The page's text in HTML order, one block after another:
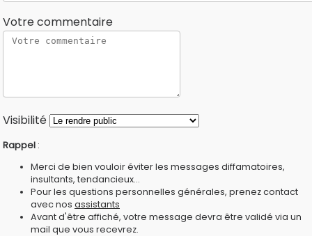
Votre commentaire
Visibilité
Rappel :
Merci de bien vouloir éviter les messages diffamatoires,
insultants, tendancieux...
Pour les questions personnelles générales, prenez contact
avec nos assistants
Avant d'être affiché, votre message devra être validé via un
mail que vous recevrez.